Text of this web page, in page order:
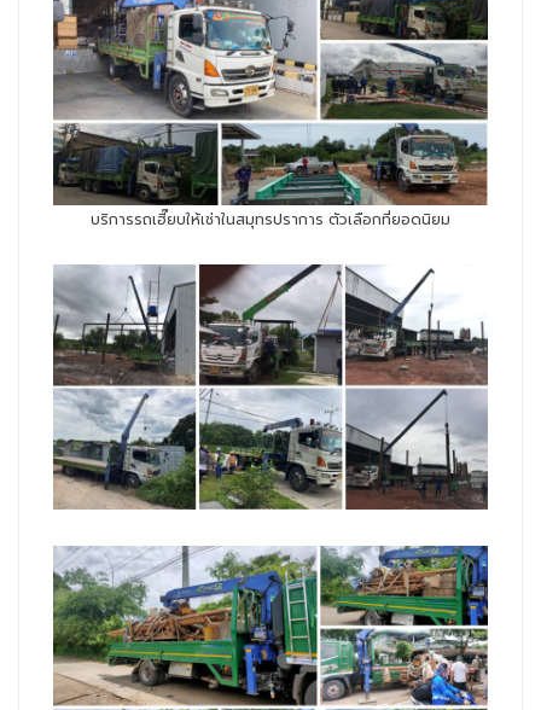
บริการรถเฮี๊ยบให้เช่าในสมุทรปราการ ตัวเลือกที่ยอดนิยม